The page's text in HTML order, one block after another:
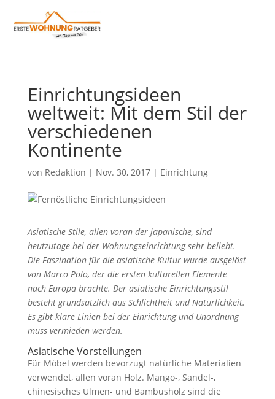
Einrichtungsideen
weltweit: Mit dem Stil der
verschiedenen
Kontinente
von Redaktion | Nov. 30, 2017| Einrichtung
Asiatische Stile, allen voran der japanische, sind
heutzutage bei der Wohnungseinrichtung sehr beliebt.
Die Faszination für die asiatische Kultur wurde ausgelöst
von Marco Polo, der die ersten kulturellen Elemente
nach Europa brachte. Der asiatische Einrichtungsstil
besteht grundsätzlich aus Schlichtheit und Natürlichkeit.
Es gibt klare Linien bei der Einrichtung und Unordnung
muss vermieden werden.
Asiatische Vorstellungen
Für Möbel werden bevorzugt natürliche Materialien
verwendet, allen voran Holz. Mango-, Sandel-,
chinesisches Ulmen- und Bambusholz sind die